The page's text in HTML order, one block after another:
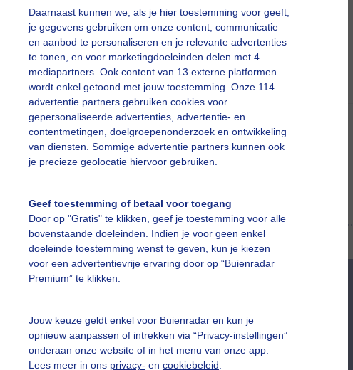
Daarnaast kunnen we, als je hier toestemming voor geeft,
je gegevens gebruiken om onze content, communicatie
en aanbod te personaliseren en je relevante advertenties
te tonen, en voor marketingdoeleinden delen met 4
mediapartners. Ook content van 13 externe platformen
wordt enkel getoond met jouw toestemming. Onze 114
advertentie partners gebruiken cookies voor
gepersonaliseerde advertenties, advertentie- en
contentmetingen, doelgroepenonderzoek en ontwikkeling
van diensten. Sommige advertentie partners kunnen ook
je precieze geolocatie hiervoor gebruiken.
Geef toestemming of betaal voor toegang
Door op "Gratis" te klikken, geef je toestemming voor alle
bovenstaande doeleinden. Indien je voor geen enkel
doeleinde toestemming wenst te geven, kun je kiezen
voor een advertentievrije ervaring door op “Buienradar
Premium” te klikken.
Jouw keuze geldt enkel voor Buienradar en kun je
opnieuw aanpassen of intrekken via “Privacy-instellingen”
onderaan onze website of in het menu van onze app.
Lees meer in ons privacy- en cookiebeleid
Jolanda Bakker Gemaakt: 13-05-2026, 20x bekeken
Wolken
slideshow
Een moment geduld aub...
vragen
De Bilt